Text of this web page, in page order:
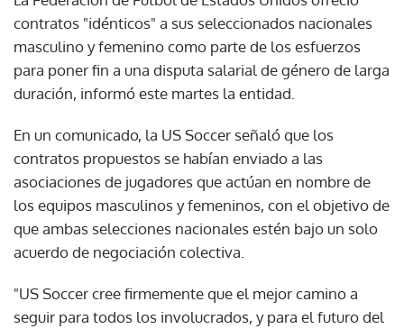
contratos "idénticos" a sus seleccionados nacionales
masculino y femenino como parte de los esfuerzos
para poner fin a una disputa salarial de género de larga
duración, informó este martes la entidad.
En un comunicado, la US Soccer señaló que los
contratos propuestos se habían enviado a las
asociaciones de jugadores que actúan en nombre de
los equipos masculinos y femeninos, con el objetivo de
que ambas selecciones nacionales estén bajo un solo
acuerdo de negociación colectiva.
"US Soccer cree firmemente que el mejor camino a
seguir para todos los involucrados, y para el futuro del